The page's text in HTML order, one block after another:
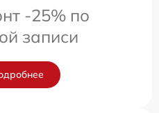
-25% по
записи